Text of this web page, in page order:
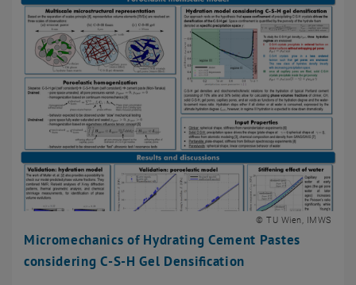
Micromechanics of Hydrating Cement Pastes
considering C-S-H Gel Densification
© TU Wien, IMWS